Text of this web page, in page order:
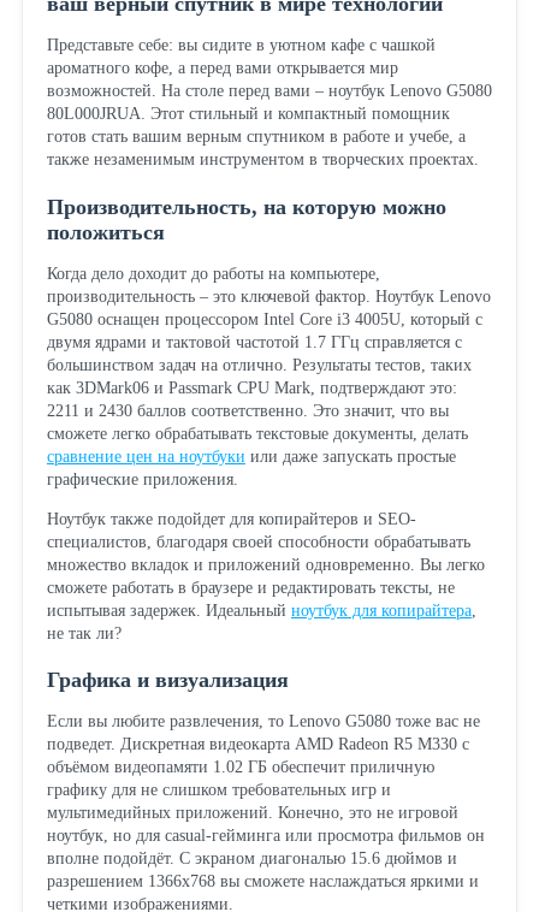
Представьте себе: вы сидите в уютном кафе с чашкой
ароматного кофе, а перед вами открывается мир
возможностей. На столе перед вами – ноутбук Lenovo G5080
80L000JRUA. Этот стильный и компактный помощник
готов стать вашим верным спутником в работе и учебе, а
также незаменимым инструментом в творческих проектах.
Производительность, на которую можно
положиться
Когда дело доходит до работы на компьютере,
производительность – это ключевой фактор. Ноутбук Lenovo
G5080 оснащен процессором Intel Core i3 4005U, который с
двумя ядрами и тактовой частотой 1.7 ГГц справляется с
большинством задач на отлично. Результаты тестов, таких
как 3DMark06 и Passmark CPU Mark, подтверждают это:
2211 и 2430 баллов соответственно. Это значит, что вы
сможете легко обрабатывать текстовые документы, делать
сравнение цен на ноутбуки или даже запускать простые
графические приложения.
Ноутбук также подойдет для копирайтеров и SEO-
специалистов, благодаря своей способности обрабатывать
множество вкладок и приложений одновременно. Вы легко
сможете работать в браузере и редактировать тексты, не
испытывая задержек. Идеальный ноутбук для копирайтера,
не так ли?
Графика и визуализация
Если вы любите развлечения, то Lenovo G5080 тоже вас не
подведет. Дискретная видеокарта AMD Radeon R5 M330 с
объёмом видеопамяти 1.02 ГБ обеспечит приличную
графику для не слишком требовательных игр и
мультимедийных приложений. Конечно, это не игровой
ноутбук, но для casual-гейминга или просмотра фильмов он
вполне подойдёт. С экраном диагональю 15.6 дюймов и
разрешением 1366x768 вы сможете наслаждаться яркими и
четкими изображениями.